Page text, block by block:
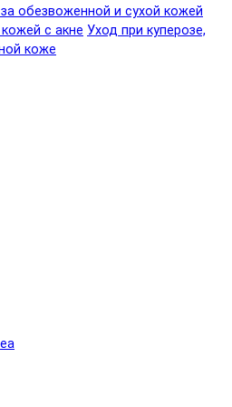
обезвоженной и сухой кожей
с акне Уход при куперозе,
коже